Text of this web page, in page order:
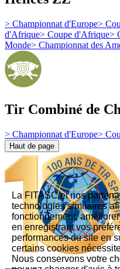
> Championnat d'Europe>
d'Afrique> Coupe d'Afrique>
Monde> Championnat des
Tir Combiné de
> Championnat d'Europe>
Haut de page
La FITASC et nos
technologies similaires
fonctionnement,
en enregistrant vos
performances du site en
certains cookies
Nous conservons votre